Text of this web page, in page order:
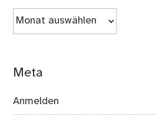
Archiv
Meta
Anmelden